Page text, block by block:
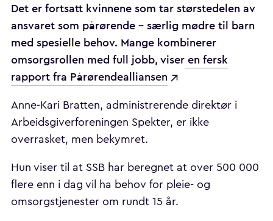
Det er fortsatt kvinnene som tar størstedelen av
ansvaret som pårørende – særlig mødre til barn
med spesielle behov. Mange kombinerer
omsorgsrollen med full jobb, viseren fersk
rapport fra Pårørendealliansen
Anne-Kari Bratten, administrerende direktør i
Arbeidsgiverforeningen Spekter, er ikke
overrasket, men bekymret.
Hun viser til at SSB har beregnet at over 500 000
flere enn i dag vil ha behov for pleie- og
omsorgstjenester om rundt 15 år.